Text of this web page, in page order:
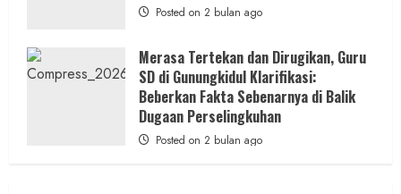
Posted on 2 bulan ago
Merasa Tertekan dan Dirugikan, Guru
SD di Gunungkidul Klarifikasi:
Beberkan Fakta Sebenarnya di Balik
Dugaan Perselingkuhan
Posted on 2 bulan ago